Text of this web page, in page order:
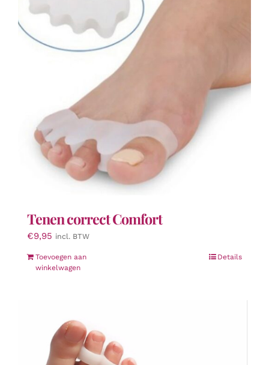
optie
gekozen
worden
de
productpagina
Tenen correct Comfort
€9,95 incl. BTW
Toevoegen aan
winkelwagen
Details